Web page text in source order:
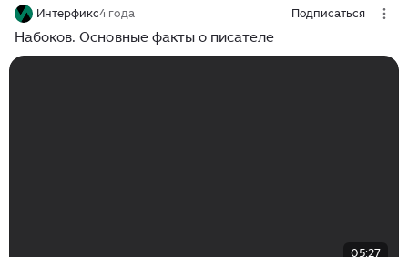
Интерфикс4 года Подписаться
Набоков. Основные факты о писателе
05:27